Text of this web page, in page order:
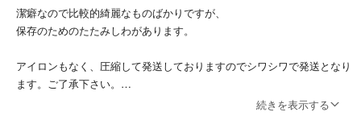
潔癖なので比較的綺麗なものばかりですが、
保存のためのたたみしわがあります。
アイロンもなく、圧縮して発送しておりますのでシワシワで発送となり
ます。ご了承下さい。
続きを表示する